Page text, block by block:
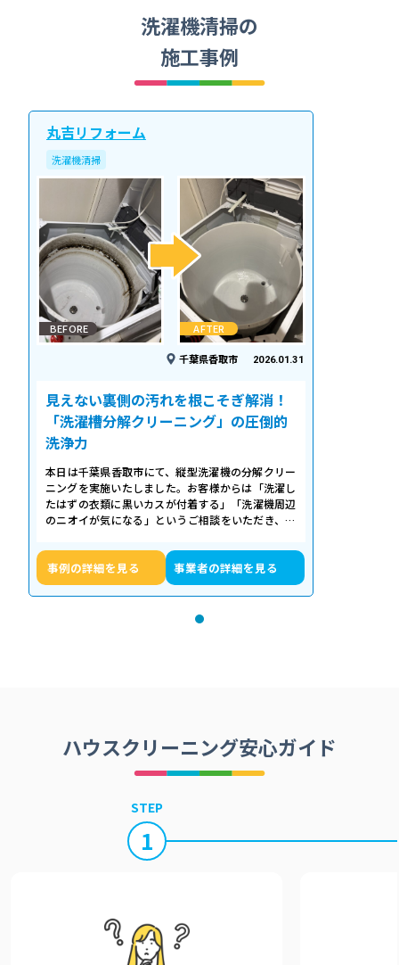
洗濯機清掃の
施工事例
丸吉リフォーム
洗濯機清掃
BEFORE AFTER
千葉県香取市 2026.01.31
見えない裏側の汚れを根こそぎ解消！
「洗濯槽分解クリーニング」の圧倒的
洗浄力
本日は千葉県香取市にて、縦型洗濯機の分解クリー
ニングを実施いたしました。お客様からは「洗濯し
たはずの衣類に黒いカスが付着する」「洗濯機周辺
のニオイが気になる」というご相談をいただき、内
事例の詳細を見る 事業者の詳細を見る
ハウスクリーニング安心ガイド
STEP
1